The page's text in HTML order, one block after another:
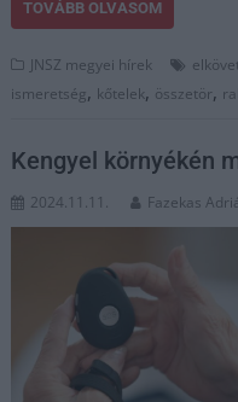
TOVÁBB OLVASOM
JNSZ megyei hírek
ismeretség, kőtelek, összetör,
Kengyel környékén
2024.11.11. Fazekas